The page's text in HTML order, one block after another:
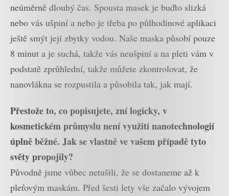
neúměrně dlouhý čas. Spousta masek je buďto slizká
nebo vás ušpiní a nebo je třeba po půlhodinové aplikaci
ještě smýt její zbytky vodou. Naše maska působí pouze
8 minut a je suchá, takže vás neušpiní a na pleti vám v
podstatě zprůhlední, takže můžete zkontrolovat, že
nanovlákna se rozpustila a působila tak, jak mají.
Přestože to, co popisujete, zní logicky, v
kosmetickém průmyslu není využití nanotechnologií
úplně běžné. Jak se vlastně ve vašem případě tyto
světy propojily?
Původně jsme vůbec netušili, že se dostaneme až k
pleťovým maskám. Před šesti lety vše začalo vývojem